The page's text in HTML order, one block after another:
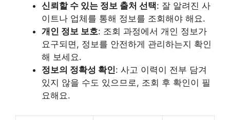
신뢰할 수 있는 정보 출처 선택: 잘 알려진 사
이트나 업체를 통해 정보를 조회해야 해요.
개인 정보 보호: 조회 과정에서 개인 정보가
요구되면, 정보를 안전하게 관리하는지 확인
해 보세요.
정보의 정확성 확인: 사고 이력이 전부 담겨
있지 않을 수도 있으므로, 조회 후 확인이 필
요해요.